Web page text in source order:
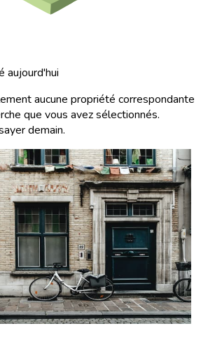
aujourd'hui
aucune propriété correspondante
que vous avez sélectionnés.
demain.